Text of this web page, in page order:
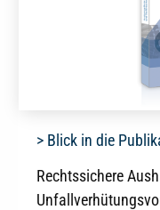
> Blick in die
Rechtssichere